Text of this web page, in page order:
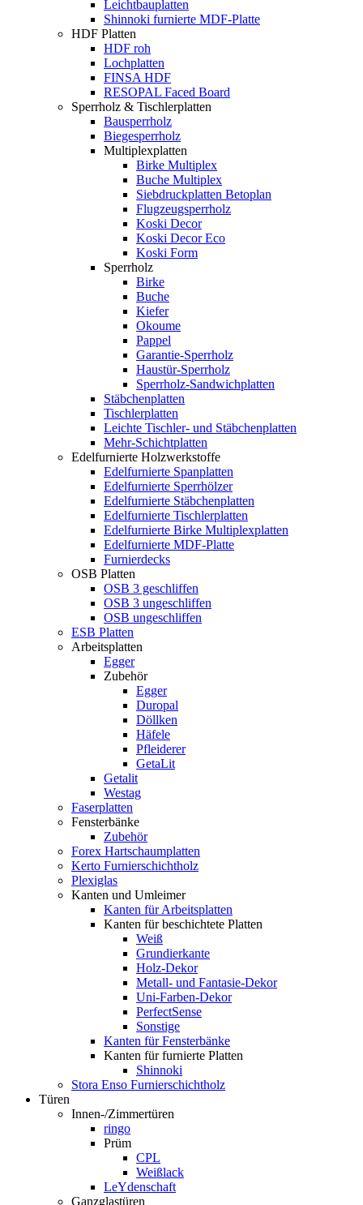
Leichtbauplatten
Shinnoki furnierte MDF-Platte
HDF Platten
HDF roh
Lochplatten
FINSA HDF
RESOPAL Faced Board
Sperrholz & Tischlerplatten
Bausperrholz
Biegesperrholz
Multiplexplatten
Birke Multiplex
Buche Multiplex
Siebdruckplatten Betoplan
Flugzeugsperrholz
Koski Decor
Koski Decor Eco
Koski Form
Sperrholz
Birke
Buche
Kiefer
Okoume
Pappel
Garantie-Sperrholz
Haustür-Sperrholz
Sperrholz-Sandwichplatten
Stäbchenplatten
Tischlerplatten
Leichte Tischler- und Stäbchenplatten
Mehr-Schichtplatten
Edelfurnierte Holzwerkstoffe
Edelfurnierte Spanplatten
Edelfurnierte Sperrhölzer
Edelfurnierte Stäbchenplatten
Edelfurnierte Tischlerplatten
Edelfurnierte Birke Multiplexplatten
Edelfurnierte MDF-Platte
Furnierdecks
OSB Platten
OSB 3 geschliffen
OSB 3 ungeschliffen
OSB ungeschliffen
ESB Platten
Arbeitsplatten
Egger
Zubehör
Egger
Duropal
Döllken
Häfele
Pfleiderer
GetaLit
Getalit
Westag
Faserplatten
Fensterbänke
Zubehör
Forex Hartschaumplatten
Kerto Furnierschichtholz
Plexiglas
Kanten und Umleimer
Kanten für Arbeitsplatten
Kanten für beschichtete Platten
Weiß
Grundierkante
Holz-Dekor
Metall- und Fantasie-Dekor
Uni-Farben-Dekor
PerfectSense
Sonstige
Kanten für Fensterbänke
Kanten für furnierte Platten
Shinnoki
Stora Enso Furnierschichtholz
Türen
Innen-/Zimmertüren
ringo
Prüm
CPL
Weißlack
LeYdenschaft
Ganzglastüren